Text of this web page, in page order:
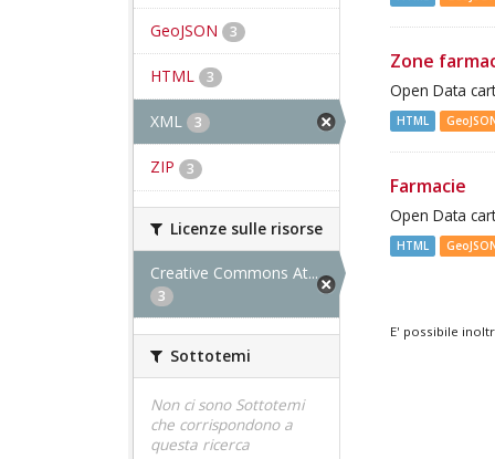
GeoJSON 3
HTML 3
XML 3
ZIP 3
Licenze sulle risorse
Creative Commons At...
3
Sottotemi
Non ci sono Sottotemi
che corrispondono a
questa ricerca
Zone
Open Data
HTML
Farmacie
Open Data
HTML
E' possibile